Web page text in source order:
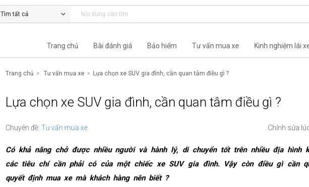
Tìm tất cả
Trang chủ Bài đánh giá Bảo hiểm Tư vấn mua xe Kinh nghiệm lái
Trang chủ Tư vấn mua xe Lựa chọn xe SUV gia đình, cần quan tâm điều gì ?
Lựa chọn xe SUV gia đình, cần quan tâm điều gì ?
Chuyên đề: Tư vấn mua xe Chỉnh sửa
Có khả năng chở được nhiều người và hành lý, di chuyển tốt trên nhiều địa hình
các tiêu chí cần phải có của một chiếc xe SUV gia đình. Vậy còn điều gì cần
quyết định mua xe mà khách hàng nên biết ?